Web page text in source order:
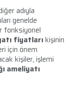
adıyla
genelde
fonksiyonel
fiyatlarıkişinin
için önem
kişiler, işlemi
ameliyatı